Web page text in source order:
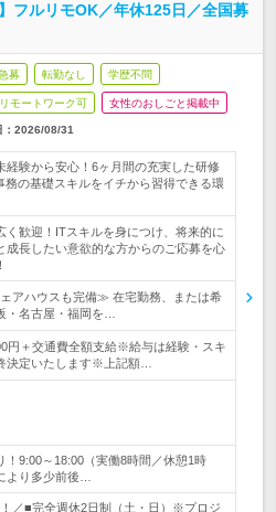
フルリモOK／年休125日／全国募
募 転勤なし 学歴不問
リモートワーク可 女性のおしごと掲載中
2026/08/31
経験から安心！6ヶ月間の充実した研修
務の基礎スキルをイチから習得できる環
く歓迎！ITスキルを身につけ、将来的に
成長したい意欲的な方からのご応募を心
アハウスも完備≫ 在宅勤務、または希
・名古屋・福岡を…
円＋交通費全額支給※給与は経験・スキ
決定いたします※上記額…
9:00～18:00（実働8時間／休憩1時
より多少前後…
／■完全週休2日制（土・日）※プロジ